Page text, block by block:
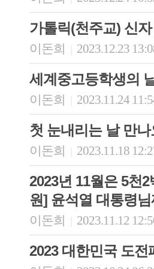
가톨릭(천주교) 신
이돈희 2023.12.23
세계중고등학생의
이돈희 2023.11.24
첫 눈내리는 날 만나
이돈희 2023.11.18
2023년 11월은 5천
원] 윤석열 대통령
이돈희 2023.11.12
2023 대한민국 도